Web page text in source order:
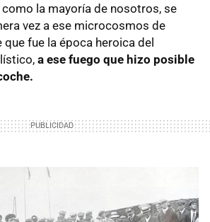
como la mayoría de nosotros, se
vez a ese microcosmos de
fue la época heroica del
a ese fuego que hizo posible